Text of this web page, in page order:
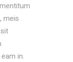
meis
in.